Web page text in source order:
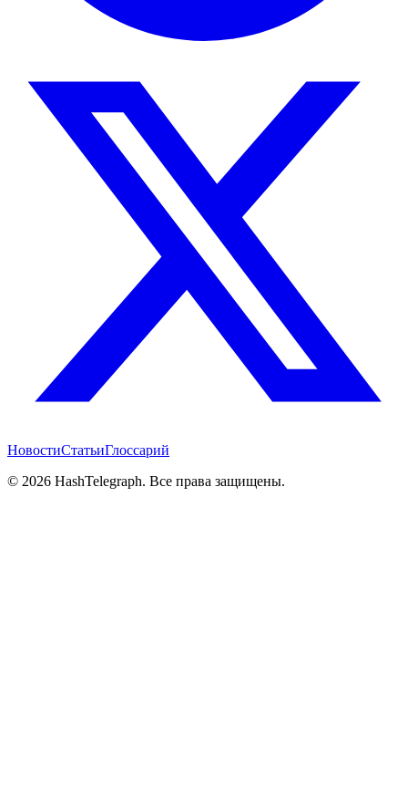
НовостиСтатьиГлоссарий
© 2026 HashTelegraph. Все права защищены.